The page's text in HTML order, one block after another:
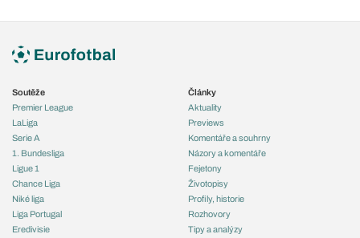
Soutěže
Premier League
LaLiga
Serie A
1. Bundesliga
Ligue 1
Chance Liga
Niké liga
Liga Portugal
Eredivisie
Články
Aktuality
Previews
Komentáře a souhrny
Názory a komentáře
Fejetony
Životopisy
Profily, historie
Rozhovory
Tipy a analýzy